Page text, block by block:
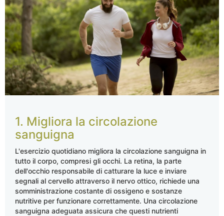
1. Migliora la circolazione
sanguigna
L'esercizio quotidiano migliora la circolazione sanguigna in
tutto il corpo, compresi gli occhi. La retina, la parte
dell'occhio responsabile di catturare la luce e inviare
segnali al cervello attraverso il nervo ottico, richiede una
somministrazione costante di ossigeno e sostanze
nutritive per funzionare correttamente. Una circolazione
sanguigna adeguata assicura che questi nutrienti